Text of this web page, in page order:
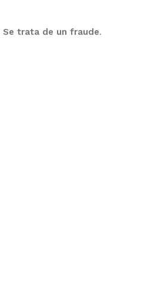
Se trata de un fraude.